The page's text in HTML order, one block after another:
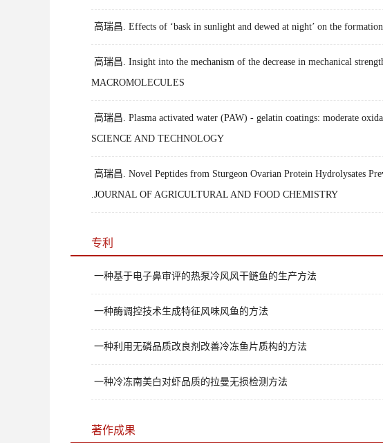
高瑞昌. Effects of ‘bask in sunlight and dewed at night’ on the
高瑞昌. Insight into the mechanism of the decrease in mechanical
MACROMOLECULES
高瑞昌. Plasma activated water (PAW) - gelatin coatings: moderate
SCIENCE AND TECHNOLOGY
高瑞昌. Novel Peptides from Sturgeon Ovarian Protein Hydrolysates
.JOURNAL OF AGRICULTURAL AND FOOD CHEMISTRY
专利
一种基于电子鼻审评的热泵冷风风干鲢鱼的生产方法
一种酶调控技术生成特征风味风鱼的方法
一种利用无磷品质改良剂改善冷冻鱼片质构的方法
一种冷冻南美白对虾品质的拉曼无损检测方法
著作成果